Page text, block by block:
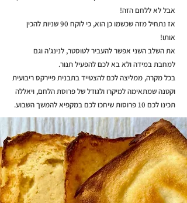
אבל לא ללחם הזה!
אז נתחיל מזה שכשמו כן הוא, כי לוקח 90 שניות להכין
אותו!
את השלב השני אפשר להעביר לטוסטר, לנינג’ה וגם
למחבת במידה ולא בא לכם להפעיל תנור.
בכל מקרה, ממליצה לכם להצטייד בתבנית פיירקס ריבועית
וקטנה שמתאימה למיקרו ולגודל של פרוסת הלחם, ויאללה
תכינו לכם 10 פרוסות שיחכו לכם במקפיא להמשך השבוע.